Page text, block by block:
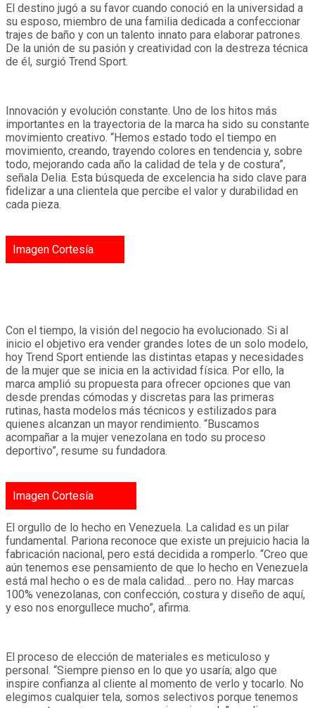
El destino jugó a su favor cuando conoció en la universidad a
su esposo, miembro de una familia dedicada a confeccionar
trajes de baño y con un talento innato para elaborar patrones.
De la unión de su pasión y creatividad con la destreza técnica
de él, surgió Trend Sport.
Innovación y evolución constante. Uno de los hitos más
importantes en la trayectoria de la marca ha sido su constante
movimiento creativo. “Hemos estado todo el tiempo en
movimiento, creando, trayendo colores en tendencia y, sobre
todo, mejorando cada año la calidad de tela y de costura”,
señala Delia. Esta búsqueda de excelencia ha sido clave para
fidelizar a una clientela que percibe el valor y durabilidad en
cada pieza.
Imagen Cortesía
Con el tiempo, la visión del negocio ha evolucionado. Si al
inicio el objetivo era vender grandes lotes de un solo modelo,
hoy Trend Sport entiende las distintas etapas y necesidades
de la mujer que se inicia en la actividad física. Por ello, la
marca amplió su propuesta para ofrecer opciones que van
desde prendas cómodas y discretas para las primeras
rutinas, hasta modelos más técnicos y estilizados para
quienes alcanzan un mayor rendimiento. “Buscamos
acompañar a la mujer venezolana en todo su proceso
deportivo”, resume su fundadora.
Imagen Cortesía
El orgullo de lo hecho en Venezuela. La calidad es un pilar
fundamental. Pariona reconoce que existe un prejuicio hacia la
fabricación nacional, pero está decidida a romperlo. “Creo que
aún tenemos ese pensamiento de que lo hecho en Venezuela
está mal hecho o es de mala calidad… pero no. Hay marcas
100% venezolanas, con confección, costura y diseño de aquí,
y eso nos enorgullece mucho”, afirma.
El proceso de elección de materiales es meticuloso y
personal. “Siempre pienso en lo que yo usaría; algo que
inspire confianza al cliente al momento de verlo y tocarlo. No
elegimos cualquier tela, somos selectivos porque tenemos